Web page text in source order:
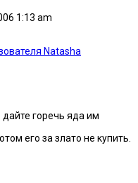
1:13 am
Natasha
горечь яда им
его за злато не купить.